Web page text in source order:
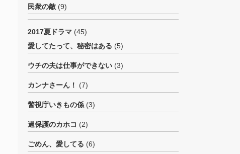
民衆の敵 (9)
2017夏ドラマ (45)
愛してたって、秘密はある (5)
ウチの夫は仕事ができない (3)
カンナさーん！ (7)
警視庁いきもの係 (3)
過保護のカホコ (2)
ごめん、愛してる (6)